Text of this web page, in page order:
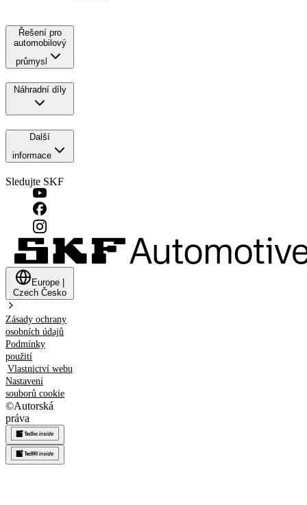
Řešení pro
automobilový
průmysl
Náhradní díly
Další
informace
Sledujte SKF
Europe
Czech Česko
Zásady ochrany
osobních údajů
Podmínky
použití
Vlastnictví webu
Nastavení
souborů cookie
©Autorská
práva